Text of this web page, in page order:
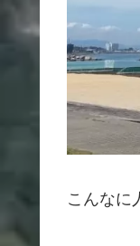
こんなに